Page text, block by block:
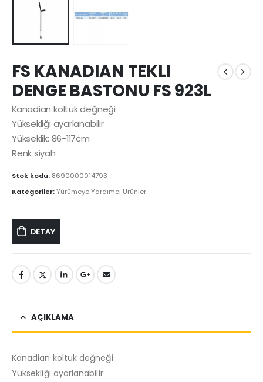
FS KANADIAN TEKLI
DENGE BASTONU FS 923L
Kanadian koltuk değneği
Yüksekliği ayarlanabilir
Yükseklik: 86-117cm
Renk siyah
Stok kodu: 8690000014793
Kategoriler:Yürümeye Yardımcı Ürünler
DETAY
AÇIKLAMA
Kanadian koltuk değneği
Yüksekliği ayarlanabilir